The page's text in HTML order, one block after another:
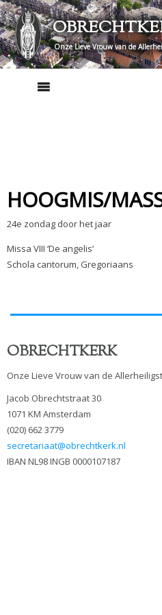
Skip
to
content
Onze Lieve Vrouw van de
HOOGMIS/
24e zondag door het jaar
Missa VIII ‘De angelis’
Schola cantorum, Gregoriaans
OBRECHTKERK
Onze Lieve Vrouw van de
Jacob Obrechtstraat 30
1071 KM Amsterdam
(020) 662 3779
secretariaat@obrechtkerk.nl
IBAN NL98 INGB 0000107187